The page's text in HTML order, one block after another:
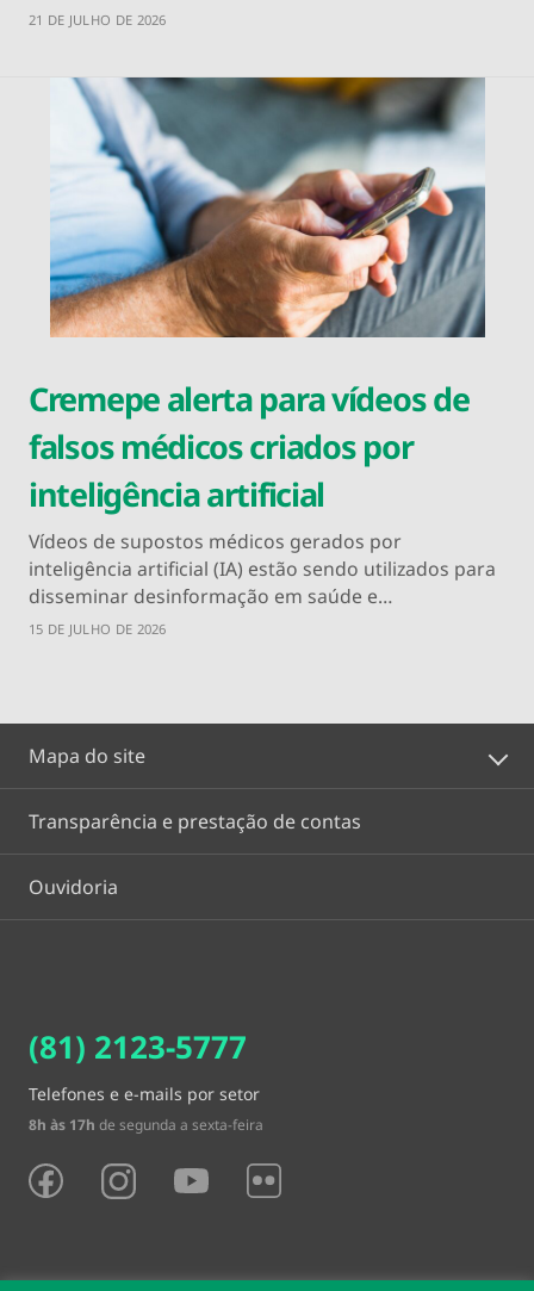
21 DE JULHO DE 2026
Cremepe alerta para vídeos de
falsos médicos criados por
inteligência artificial
Vídeos de supostos médicos gerados por
inteligência artificial (IA) estão sendo utilizados para
disseminar desinformação em saúde e…
15 DE JULHO DE 2026
Mapa do site
Transparência e prestação de contas
Ouvidoria
(81) 2123-5777
Telefones e e-mails por setor
8h às 17h de segunda a sexta-feira